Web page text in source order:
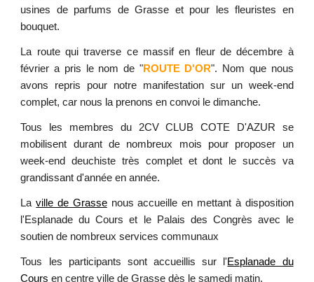
usines de parfums de Grasse et pour les fleuristes en
bouquet.
La route qui traverse ce massif en fleur de décembre à
février a pris le nom de "ROUTE D'OR". Nom que nous
avons repris pour notre manifestation sur un week-end
complet, car nous la prenons en convoi le dimanche.
Tous les membres du 2CV CLUB COTE D'AZUR se
mobilisent durant de nombreux mois pour proposer un
week-end deuchiste très complet et dont le succès va
grandissant d'année en année.
Laville de Grassenous accueille en mettant à disposition
l'Esplanade du Cours et
e Palais des Congrès avec le
soutien de nombreux services communaux
Tous les participants sont accueillis sur l'Esplanade du
Cours en centre ville de Grasse dès le samedi matin,